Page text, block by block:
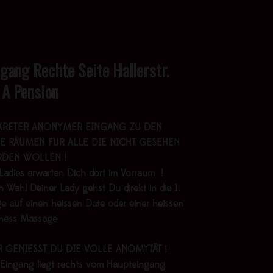
Rechte Seite Hallerstr.
Pension
ANONYMER EINGANG ZU DEN
RÄUMEN FÜR ALLE DIE NICHT GESEHEN
WOLLEN !
erwarten Dich dort im Vorraum !
Wahl Deiner Lady gehst Du direkt in die 1.
auf einen heissen Date oder einer heissen
Massage
GENIESST DU DIE VOLLE ANOMYTÄT !
liegt rechts vom Haupteingang